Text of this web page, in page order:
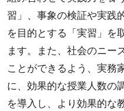
習」、事象の検証や実践
を目的とする「実習」を
ます。また、社会のニー
ことができるよう、実務
に、効果的な授業人数の
を導入し、より効果的な